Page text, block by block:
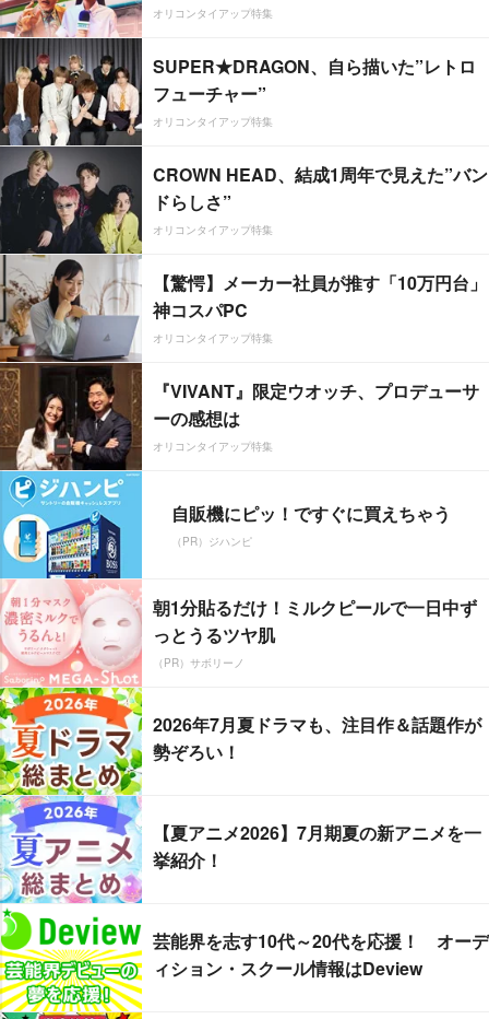
オリコンタイアップ特集
SUPER★DRAGON、自ら描いた”レトロ
フューチャー”
オリコンタイアップ特集
CROWN HEAD、結成1周年で見えた”バン
ドらしさ”
オリコンタイアップ特集
【驚愕】メーカー社員が推す「10万円台」
神コスパPC
オリコンタイアップ特集
『VIVANT』限定ウオッチ、プロデューサ
ーの感想は
オリコンタイアップ特集
自販機にピッ！ですぐに買えちゃう
（PR）ジハンピ
朝1分貼るだけ！ミルクピールで一日中ず
っとうるツヤ肌
（PR）サボリーノ
2026年7月夏ドラマも、注目作＆話題作が
勢ぞろい！
【夏アニメ2026】7月期夏の新アニメを一
挙紹介！
芸能界を志す10代～20代を応援！ オーデ
ィション・スクール情報はDeview